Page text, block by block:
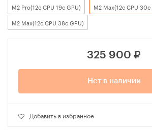
M2 Pro(12c CPU 19c GPU)
M2 Max(12c CPU 30c
M2 Max(12c CPU 38c GPU)
325 900 ₽
Нет в наличии
Добавить в избранное